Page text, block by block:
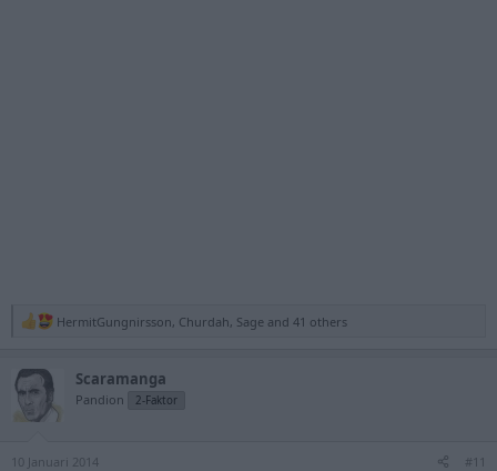
R
c
t
i
s
HermitGungnirsson, Churdah, Sage and 41 others
Scaramanga
Pandion 2-Faktor
10 Januari 2014 #11